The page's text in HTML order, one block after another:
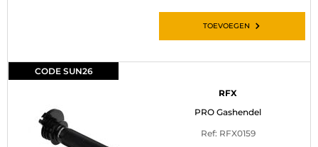
TOEVOEGEN
CODE SUN26
RFX
PRO Gashendel
Ref: RFX0159